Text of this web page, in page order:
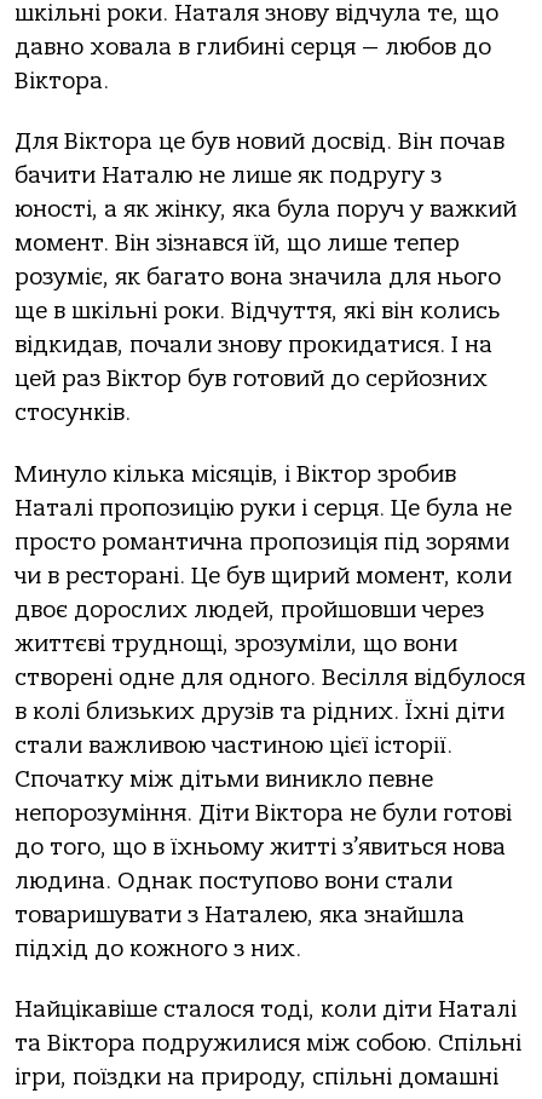
шкільні роки. Наталя знову відчула те, що
давно ховала в глибині серця — любов до
Віктора.
Для Віктора це був новий досвід. Він почав
бачити Наталю не лише як подругу з
юності, а як жінку, яка була поруч у важкий
момент. Він зізнався їй, що лише тепер
розуміє, як багато вона значила для нього
ще в шкільні роки. Відчуття, які він колись
відкидав, почали знову прокидатися. І на
цей раз Віктор був готовий до серйозних
стосунків.
Минуло кілька місяців, і Віктор зробив
Наталі пропозицію руки і серця. Це була не
просто романтична пропозиція під зорями
чи в ресторані. Це був щирий момент, коли
двоє дорослих людей, пройшовши через
життєві труднощі, зрозуміли, що вони
створені одне для одного. Весілля відбулося
в колі близьких друзів та рідних. Їхні діти
стали важливою частиною цієї історії.
Спочатку між дітьми виникло певне
непорозуміння. Діти Віктора не були готові
до того, що в їхньому житті з’явиться нова
людина. Однак поступово вони стали
товаришувати з Наталею, яка знайшла
підхід до кожного з них.
Найцікавіше сталося тоді, коли діти Наталі
та Віктора подружилися між собою. Спільні
ігри, поїздки на природу, спільні домашні